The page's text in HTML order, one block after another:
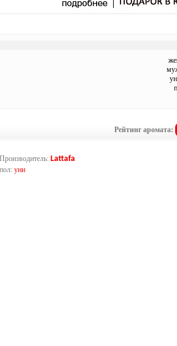
Рейтинг аромата:
Производитель: Lattafa
пол: уни